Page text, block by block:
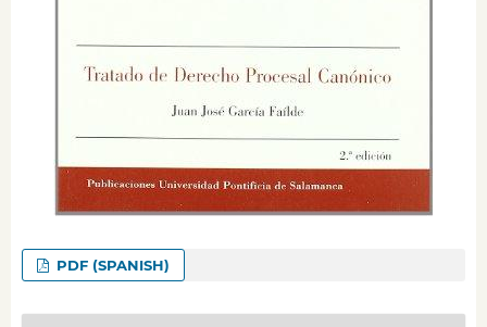
PDF (SPANISH)